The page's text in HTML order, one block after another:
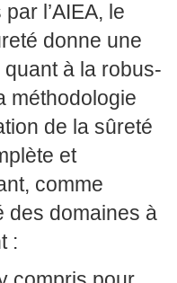
l’AIEA, le
donne une
à la robus-
méthodologie
de la sûreté
et
comme
des domaines à
: